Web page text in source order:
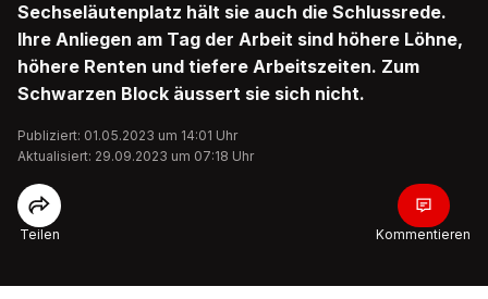
Sechseläutenplatz hält sie auch die Schlussrede.
Ihre Anliegen am Tag der Arbeit sind höhere Löhne,
höhere Renten und tiefere Arbeitszeiten. Zum
Schwarzen Block äussert sie sich nicht.
Publiziert: 01.05.2023 um 14:01 Uhr
Aktualisiert: 29.09.2023 um 07:18 Uhr
Teilen Kommentieren